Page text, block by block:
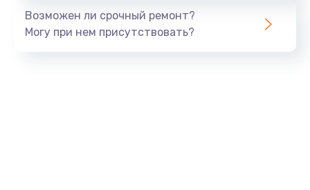
Возможен ли срочный ремонт?
Могу при нем присутствовать?